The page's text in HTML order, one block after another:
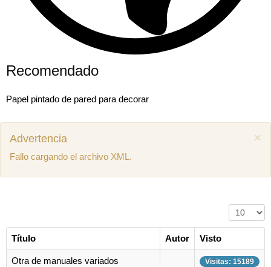
Recomendado
Papel pintado de pared para decorar
×
Advertencia
Fallo cargando el archivo XML.
Cantidad
Título Autor Visto
Otra de manuales variados Visitas: 15189